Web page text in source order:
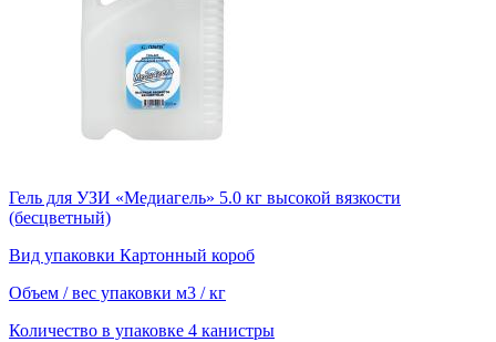
Гель для УЗИ «Медиагель» 5.0 кг высокой вязкости
(бесцветный)
Вид упаковки Картонный короб
Объем / вес упаковки м3 / кг
Количество в упаковке 4 канистры